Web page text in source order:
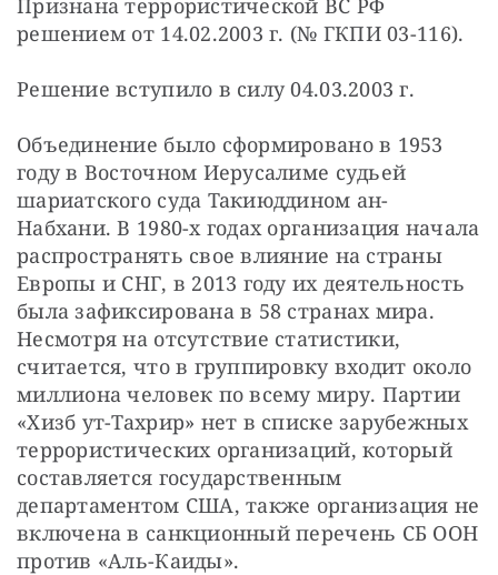
решением от 14.02.2003 г. (№ ГКПИ 03-116).
Решение вступило в силу 04.03.2003 г.
Объединение было сформировано в 1953
году в Восточном Иерусалиме судьей
шариатского суда Такиюддином ан-
Набхани. В 1980-х годах организация начала
распространять свое влияние на страны
Европы и СНГ, в 2013 году их деятельность
была зафиксирована в 58 странах мира.
Несмотря на отсутствие статистики,
считается, что в группировку входит около
миллиона человек по всему миру. Партии
«Хизб ут-Тахрир» нет в списке зарубежных
террористических организаций, который
составляется государственным
департаментом США, также организация не
включена в санкционный перечень СБ ООН
против «Аль-Каиды».